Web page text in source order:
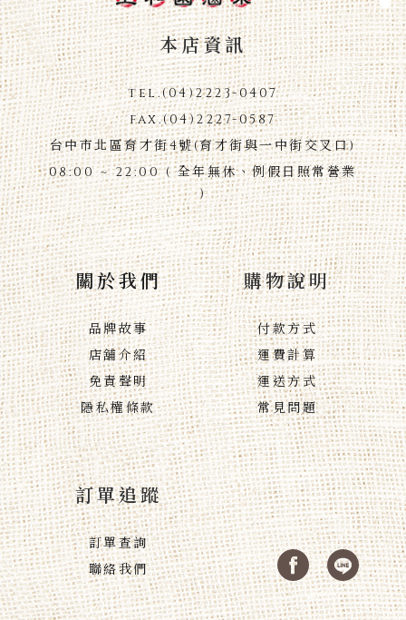
本店資訊
tel.(04)2223-0407
fax.(04)2227-0587
台中市北區育才街4號(育才街與一中街交叉口)
08:00 ~ 22:00 ( 全年無休、例假日照常營業
)
關於我們
品牌故事
店舖介紹
免責聲明
隱私權條款
購物說明
付款方式
運費計算
運送方式
常見問題
訂單追蹤
訂單查詢
聯絡我們